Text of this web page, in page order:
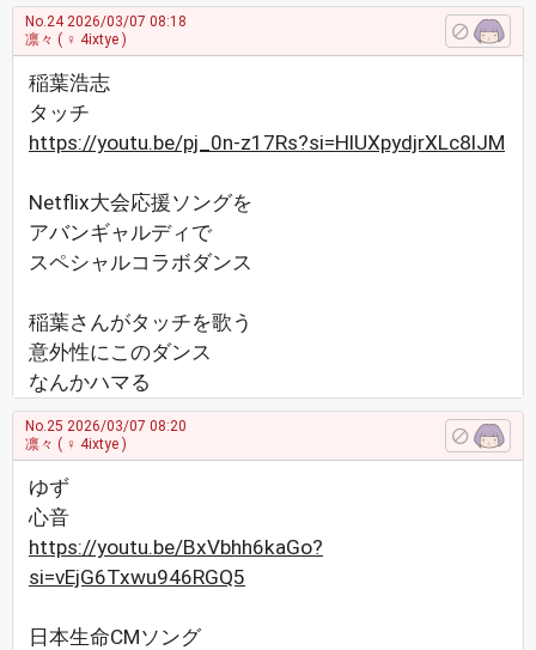
No.242026/03/07 08:18
凛々 ( ♀ 4ixtye )
稲葉浩志
タッチ
https://youtu.be/pj_0n-z17Rs?si=HlUXpydjrXLc8lJM
Netflix大会応援ソングを
アバンギャルディで
スペシャルコラボダンス
稲葉さんがタッチを歌う
意外性にこのダンス
なんかハマる
No.25 2026/03/07 08:20
凛々 ( ♀ 4ixtye )
ゆず
心音
https://youtu.be/BxVbhh6kaGo?
si=vEjG6Txwu946RGQ5
日本生命CMソング